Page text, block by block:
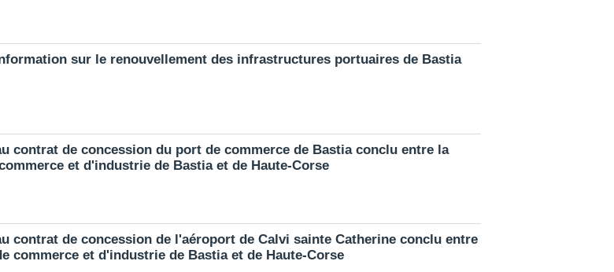
sur le renouvellement des infrastructures portuaires de Bastia
contrat de concession du port de commerce de Bastia conclu entre la
et d'industrie de Bastia et de Haute-Corse
contrat de concession de l'aéroport de Calvi sainte Catherine conclu entre
commerce et d'industrie de Bastia et de Haute-Corse